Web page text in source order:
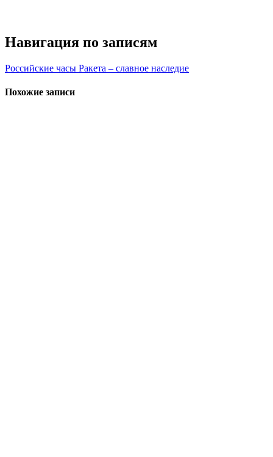
Навигация по записям
Российские часы Ракета – славное наследие
Похожие записи